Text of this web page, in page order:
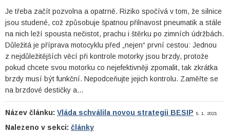
Je třeba začít pozvolna a opatrně. Riziko spočívá v tom, že silnice
jsou studené, což způsobuje špatnou přilnavost pneumatik a stále
na nich leží spousta nečistot, prachu i štěrku po zimních údržbách.
Důležitá je příprava motocyklu před „nejen“ první cestou: Jednou
z nejdůležitějších věcí při kontrole motorky jsou brzdy, protože
pokud chcete svou motorku co nejefektivněji zpomalit, tak zkrátka
brzdy musí být funkční. Nepodceňujte jejich kontrolu. Zaměřte se
na brzdové destičky a…
Název článku: Vláda schválila novou strategii BESIP 5. 1. 2021
Nalezeno v sekci: články